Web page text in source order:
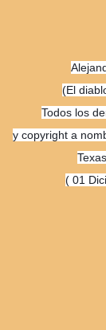
(El
Todos los
y copyright a
( 01